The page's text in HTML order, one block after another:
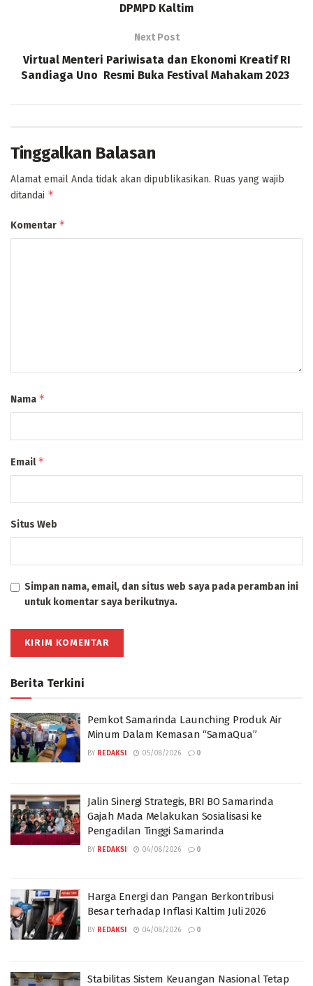
DPMPD Kaltim
Next Post
Virtual Menteri Pariwisata dan Ekonomi Kreatif RI
Sandiaga Uno Resmi Buka Festival Mahakam 2023
Tinggalkan Balasan
Alamat email Anda tidak akan dipublikasikan. Ruas yang wajib
ditandai *
Komentar *
Nama *
Email*
Situs Web
Simpan nama, email, dan situs web saya pada peramban ini
untuk komentar saya berikutnya.
Berita Terkini
Pemkot Samarinda Launching Produk Air
Minum Dalam Kemasan “SamaQua”
BY REDAKSI 05/08/2026 0
Jalin Sinergi Strategis, BRI BO Samarinda
Gajah Mada Melakukan Sosialisasi ke
Pengadilan Tinggi Samarinda
BY REDAKSI 04/08/2026 0
Harga Energi dan Pangan Berkontribusi
Besar terhadap Inflasi Kaltim Juli 2026
BY REDAKSI 04/08/2026 0
Stabilitas Sistem Keuangan Nasional Tetap